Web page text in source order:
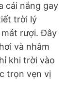
cái nắng gay
trời lý
mát rượi. Đây
và nhâm
khi trời vào
trọn vẹn vị